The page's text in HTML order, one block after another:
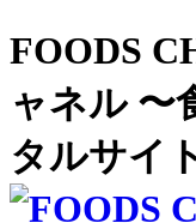
FOODS
ャネル 〜
タルサイ